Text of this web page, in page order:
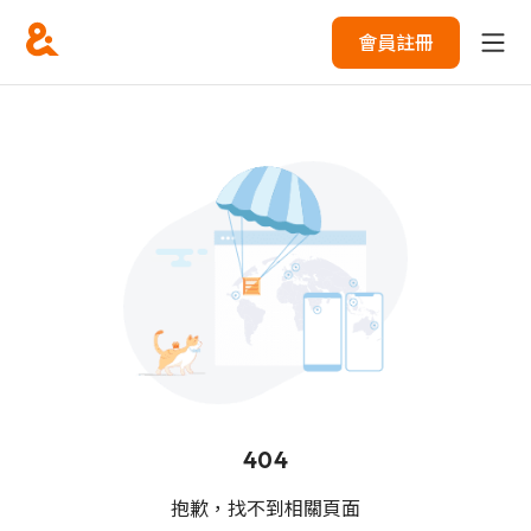
會員註冊
404
抱歉，找不到相關頁面